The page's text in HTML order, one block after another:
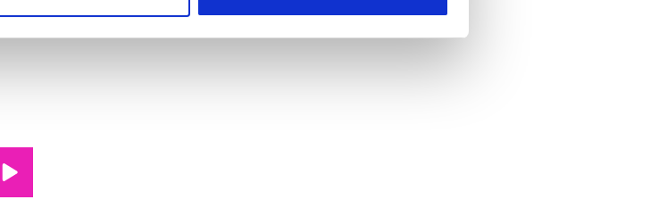
International Food & Agribusiness afspelen